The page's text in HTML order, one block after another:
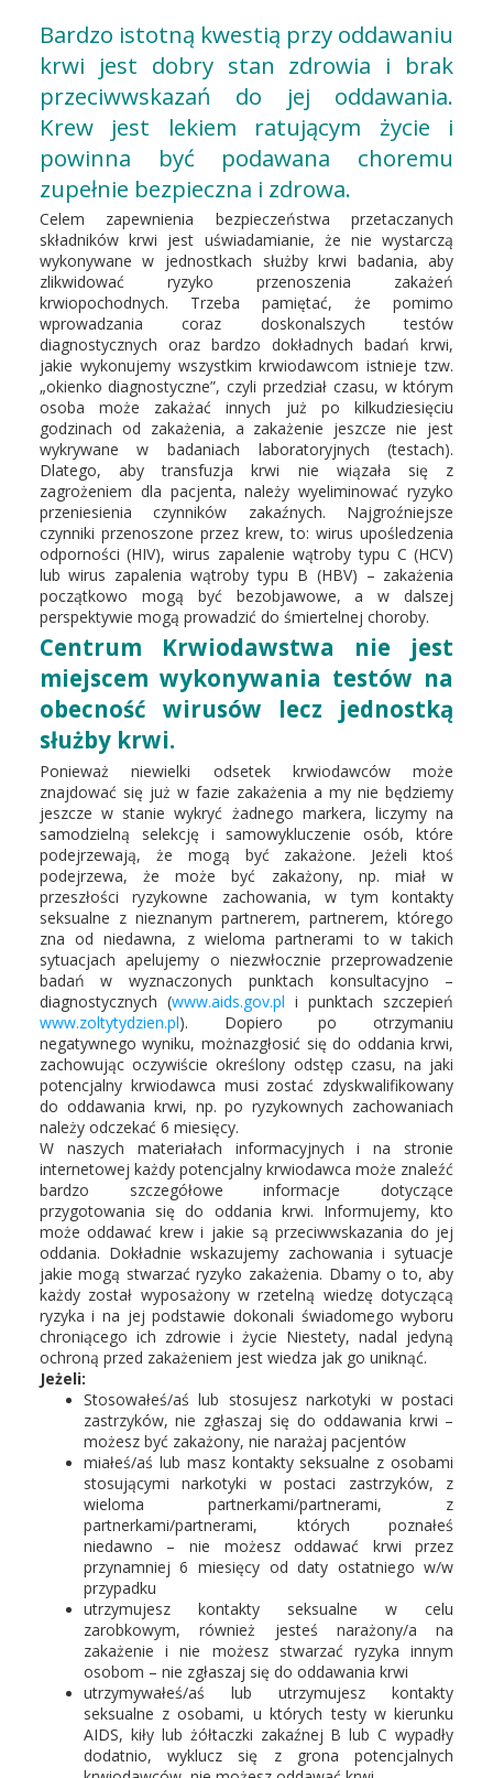
Bardzo istotną kwestią przy oddawaniu
krwi jest dobry stan zdrowia i brak
przeciwwskazań do jej oddawania.
Krew jest lekiem ratującym życie i
powinna być podawana choremu
zupełnie bezpieczna i zdrowa.
Celem zapewnienia bezpieczeństwa przetaczanych
składników krwi jest uświadamianie, że nie wystarczą
wykonywane w jednostkach służby krwi badania, aby
zlikwidować ryzyko przenoszenia zakażeń
krwiopochodnych. Trzeba pamiętać, że pomimo
wprowadzania coraz doskonalszych testów
diagnostycznych oraz bardzo dokładnych badań krwi,
jakie wykonujemy wszystkim krwiodawcom istnieje tzw.
„okienko diagnostyczne”, czyli przedział czasu, w którym
osoba może zakażać innych już po kilkudziesięciu
godzinach od zakażenia, a zakażenie jeszcze nie jest
wykrywane w badaniach laboratoryjnych (testach).
Dlatego, aby transfuzja krwi nie wiązała się z
zagrożeniem dla pacjenta, należy wyeliminować ryzyko
przeniesienia czynników zakaźnych. Najgroźniejsze
czynniki przenoszone przez krew, to: wirus upośledzenia
odporności (HIV), wirus zapalenie wątroby typu C (HCV)
lub wirus zapalenia wątroby typu B (HBV) – zakażenia
początkowo mogą być bezobjawowe, a w dalszej
perspektywie mogą prowadzić do śmiertelnej choroby.
Centrum Krwiodawstwa nie jest
miejscem wykonywania testów na
obecność wirusów lecz jednostką
służby krwi.
Ponieważ niewielki odsetek krwiodawców może
znajdować się już w fazie zakażenia a my nie będziemy
jeszcze w stanie wykryć żadnego markera, liczymy na
samodzielną selekcję i samowykluczenie osób, które
podejrzewają, że mogą być zakażone. Jeżeli ktoś
podejrzewa, że może być zakażony, np. miał w
przeszłości ryzykowne zachowania, w tym kontakty
seksualne z nieznanym partnerem, partnerem, którego
zna od niedawna, z wieloma partnerami to w takich
sytuacjach apelujemy o niezwłocznie przeprowadzenie
badań w wyznaczonych punktach konsultacyjno –
diagnostycznych (www.aids.gov.pl i punktach szczepień
www.zoltytydzien.pl). Dopiero po otrzymaniu
negatywnego wyniku, możnazgłosić się do oddania krwi,
zachowując oczywiście określony odstęp czasu, na jaki
potencjalny krwiodawca musi zostać zdyskwalifikowany
do oddawania krwi, np. po ryzykownych zachowaniach
należy odczekać 6 miesięcy.
W naszych materiałach informacyjnych i na stronie
internetowej każdy potencjalny krwiodawca może znaleźć
bardzo szczegółowe informacje dotyczące
przygotowania się do oddania krwi. Informujemy, kto
może oddawać krew i jakie są przeciwwskazania do jej
oddania. Dokładnie wskazujemy zachowania i sytuacje
jakie mogą stwarzać ryzyko zakażenia. Dbamy o to, aby
każdy został wyposażony w rzetelną wiedzę dotyczącą
ryzyka i na jej podstawie dokonali świadomego wyboru
chroniącego ich zdrowie i życie Niestety, nadal jedyną
ochroną przed zakażeniem jest wiedza jak go uniknąć.
Jeżeli:
Stosowałeś/aś lub stosujesz narkotyki w postaci
zastrzyków, nie zgłaszaj się do oddawania krwi –
możesz być zakażony, nie narażaj pacjentów
miałeś/aś lub masz kontakty seksualne z osobami
stosującymi narkotyki w postaci zastrzyków, z
wieloma partnerkami/partnerami, z
partnerkami/partnerami, których poznałeś
niedawno – nie możesz oddawać krwi przez
przynamniej 6 miesięcy od daty ostatniego w/w
przypadku
utrzymujesz kontakty seksualne w celu
zarobkowym, również jesteś narażony/a na
zakażenie i nie możesz stwarzać ryzyka innym
osobom – nie zgłaszaj się do oddawania krwi
utrzymywałeś/aś lub utrzymujesz kontakty
seksualne z osobami, u których testy w kierunku
AIDS, kiły lub żółtaczki zakaźnej B lub C wypadły
dodatnio, wyklucz się z grona potencjalnych